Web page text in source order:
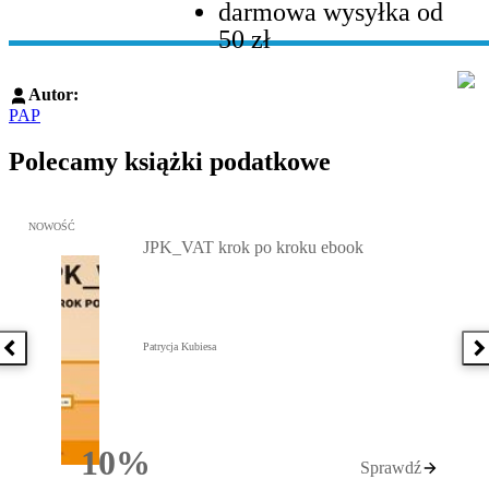
darmowa wysyłka od
50 zł
Autor:
PAP
Polecamy książki podatkowe
Poprzednia książka
Przejdź do: JPK_VAT krok po kroku ebook, Patrycja Kubiesa -
NOWOŚĆ
10%Rabatu
JPK_VAT krok po kroku ebook
Patrycja Kubiesa
Sprawdź